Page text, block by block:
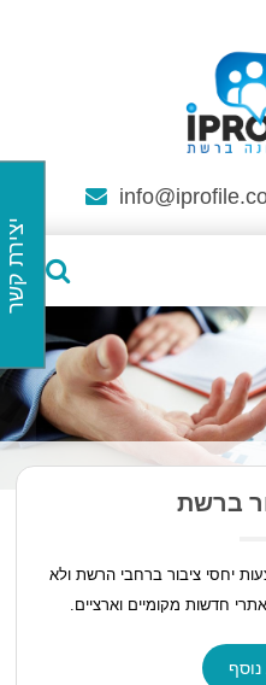
ברשת
יחסי ציבור ברחבי הרשת ולא
חדשות מקומיים וארציים.
יצירת קשר